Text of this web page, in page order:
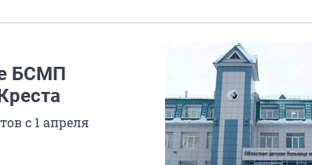
БСМП
с 1 апреля